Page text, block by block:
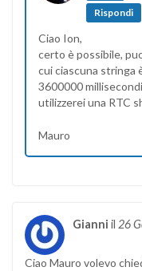
Rispondi
Ciao Ion,
certo è possibile,
cui ciascuna stringa
3600000
utilizzerei una RTC
Mauro
Gianni il 26
Ciao Mauro volevo